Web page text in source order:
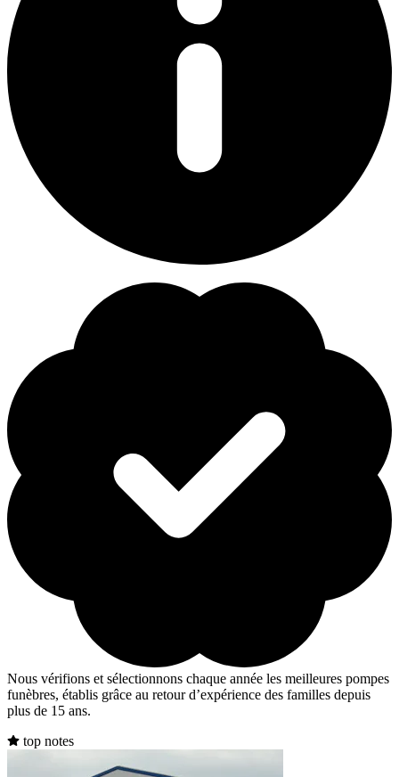
Nous vérifions et sélectionnons chaque année les meilleures pompes
funèbres, établis grâce au retour d’expérience des familles depuis
plus de 15 ans.
top notes